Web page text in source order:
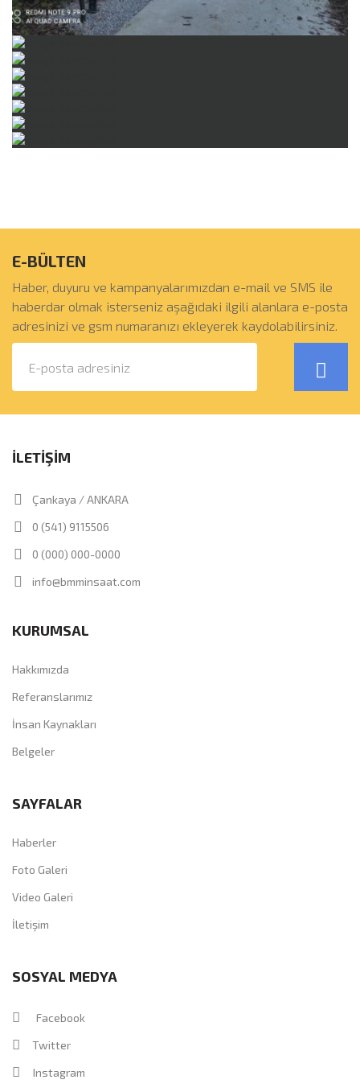
E-BÜLTEN
Haber, duyuru ve kampanyalarımızdan e-mail ve SMS ile
haberdar olmak isterseniz aşağıdaki ilgili alanlara e-posta
adresinizi ve gsm numaranızı ekleyerek kaydolabilirsiniz.
İLETİŞİM
Çankaya / ANKARA
0 (541) 9115506
0 (000) 000-0000
info@bmminsaat.com
KURUMSAL
Hakkımızda
Referanslarımız
İnsan Kaynakları
Belgeler
SAYFALAR
Haberler
Foto Galeri
Video Galeri
İletişim
SOSYAL MEDYA
Facebook
Twitter
Instagram